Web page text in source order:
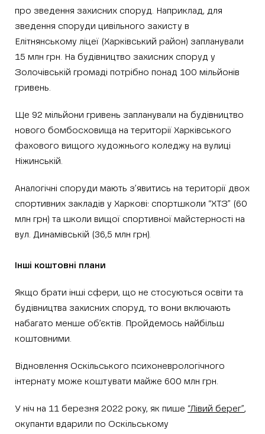
про зведення захисних споруд. Наприклад, для
зведення споруди цивільного захисту в
Елітнянському ліцеї (Харківський район) запланували
15 млн грн. На будівництво захисних споруд у
Золочівській громаді потрібно понад 100 мільйонів
гривень.
Ще 92 мільйони гривень запланували на будівництво
нового бомбосховища на території Харківського
фахового вищого художнього коледжу на вулиці
Ніжинській.
Аналогічні споруди мають з’явитись на території двох
спортивних закладів у Харкові: спортшколи “ХТЗ” (60
млн грн) та школи вищої спортивної майстерності на
вул. Динамівській (36,5 млн грн).
Інші коштовні плани
Якщо брати інші сфери, що не стосуються освіти та
будівництва захисних споруд, то вони включають
набагато менше об’єктів. Пройдемось найбільш
коштовними.
Відновлення Оскільського психоневрологічного
інтернату може коштувати майже 600 млн грн.
У ніч на 11 березня 2022 року, як пише “Лівий берег”,
окупанти вдарили по Оскільському